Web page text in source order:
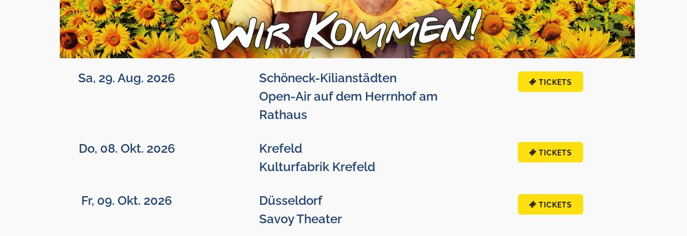
Sa, 29. Aug. 2026
Schöneck-Kilianstädten
Open-Air auf dem Herrnhof am
Rathaus
TICKETS
Do, 08. Okt. 2026
Krefeld
Kulturfabrik Krefeld
TICKETS
Fr, 09. Okt. 2026
Düsseldorf
Savoy Theater
TICKETS